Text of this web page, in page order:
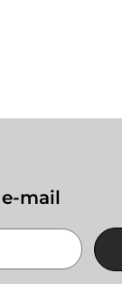
mail